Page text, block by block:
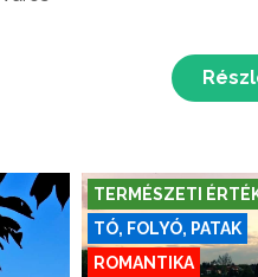
TERMÉSZETI
TÓ, FOLYÓ, PATAK
ROMANTIKA